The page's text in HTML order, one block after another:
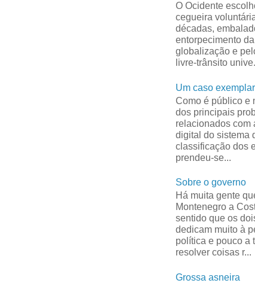
O Ocidente
cegueira
décadas,
entorpecimento da
globalização e
livre-trânsito
Um caso exemplar
Como é público e
dos principais
relacionados com
digital do sistema
classificação dos
prendeu-se...
Sobre o governo
Há muita gente
Montenegro a
sentido que os
dedicam muito à
política e pouco a
resolver coisas r...
Grossa asneira